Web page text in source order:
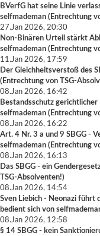
BVerfG hat seine Linie
selfmademan ( Entrechtung
27.Jan 2026, 20:30
Non-Binären Urteil stärkt
selfmademan ( Entrechtung
11.Jan 2026, 17:59
Der Gleichheitsverstoß des
( Entrechtung von TSG-
08.Jan 2026, 16:42
Bestandsschutz gerichtlicher
selfmademan ( Entrechtung
08.Jan 2026, 16:22
Art. 4 Nr. 3 a und 9 SBGG -
selfmademan ( Entrechtung
08.Jan 2026, 16:13
Das SBGG - ein
TSG-Absolventen!)
08.Jan 2026, 14:54
Sven Liebich - Neonazi führt
bedient sich von
08.Jan 2026, 12:58
§ 14 SBGG - kein